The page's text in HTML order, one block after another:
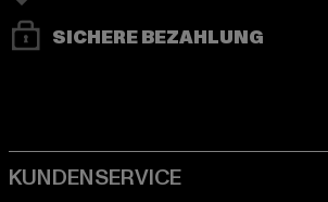
SICHERE BEZAHLUNG